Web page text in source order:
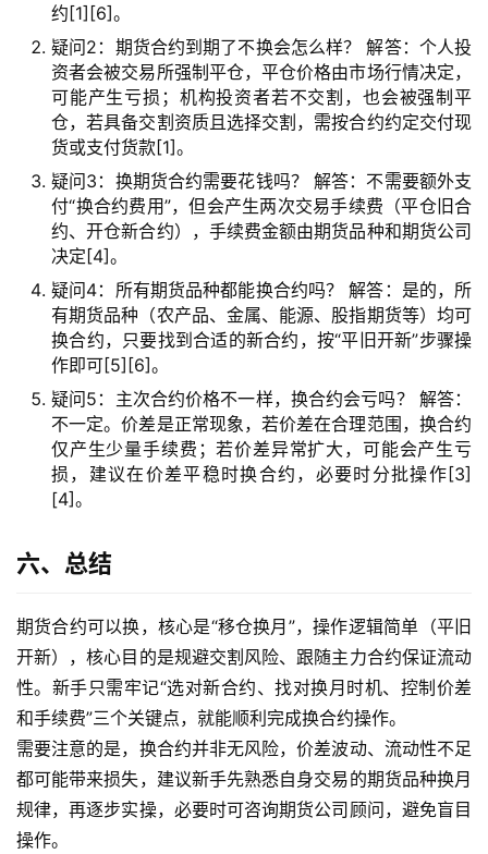
约[1][6]。
疑问2：期货合约到期了不换会怎么样？ 解答：个人投
资者会被交易所强制平仓，平仓价格由市场行情决定，
可能产生亏损；机构投资者若不交割，也会被强制平
仓，若具备交割资质且选择交割，需按合约约定交付现
货或支付货款[1]。
疑问3：换期货合约需要花钱吗？ 解答：不需要额外支
付“换合约费用”，但会产生两次交易手续费（平仓旧合
约、开仓新合约），手续费金额由期货品种和期货公司
决定[4]。
疑问4：所有期货品种都能换合约吗？ 解答：是的，所
有期货品种（农产品、金属、能源、股指期货等）均可
换合约，只要找到合适的新合约，按“平旧开新”步骤操
作即可[5][6]。
疑问5：主次合约价格不一样，换合约会亏吗？ 解答：
不一定。价差是正常现象，若价差在合理范围，换合约
仅产生少量手续费；若价差异常扩大，可能会产生亏
损，建议在价差平稳时换合约，必要时分批操作[3]
[4]。
六、总结
期货合约可以换，核心是“移仓换月”，操作逻辑简单（平旧
开新），核心目的是规避交割风险、跟随主力合约保证流动
性。新手只需牢记“选对新合约、找对换月时机、控制价差
和手续费”三个关键点，就能顺利完成换合约操作。
需要注意的是，换合约并非无风险，价差波动、流动性不足
都可能带来损失，建议新手先熟悉自身交易的期货品种换月
规律，再逐步实操，必要时可咨询期货公司顾问，避免盲目
操作。